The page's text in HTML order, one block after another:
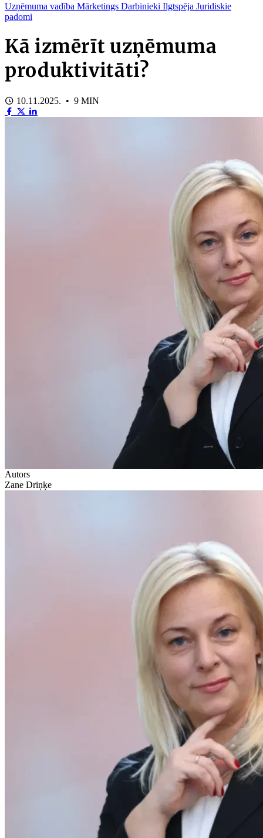
Uzņēmuma vadība Mārketings Darbinieki Ilgtspēja Juridiskie
padomi
Kā izmērīt uzņēmuma
produktivitāti?
10.11.2025. • 9 MIN
Autors
Zane Driņķe